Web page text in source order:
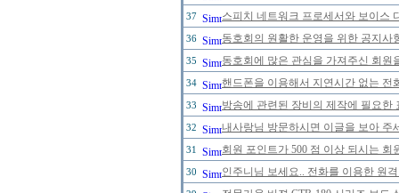
37 스피치 네트워크 프로세서와 보이스
36 동호회의 원활한 운영을 위한 공지사
35 동호회에 많은 관심을 가져주신 회
34 핸드폰을 이용해서 지연시간 없는
33 방송에 관련된 장비의 제작에 필요
32 내사랑님 방문하시면 이글을 보아 주
31 회원 포인트가 500 점 이상 되시는 회
30 인주니님 보세요.. 전화를 이용한 원